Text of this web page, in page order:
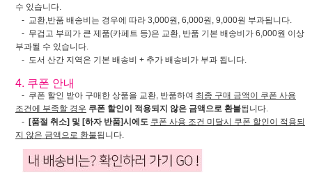
수 있습니다.
- 교환,반품 배송비는 경우에 따라 3,000원, 6,000원, 9,000원 부과됩니다.
- 무겁고 부피가 큰 제품(카페트 등)은 교환, 반품 기본 배송비가 6,000원 이상
부과될 수 있습니다.
- 도서 산간 지역은 기본 배송비 + 추가 배송비가 부과 됩니다.
4. 쿠폰 안내
- 쿠폰 할인 받아 구매한 상품을 교환, 반품하여 최종 구매 금액이 쿠폰 사용
조건에 부족할 경우 쿠폰 할인이 적용되지 않은 금액으로 환불됩니다.
- [품절 취소] 및 [하자 반품]시에도 쿠폰 사용 조건 미달시 쿠폰 할인이 적용되
지 않은 금액으로 환불됩니다.